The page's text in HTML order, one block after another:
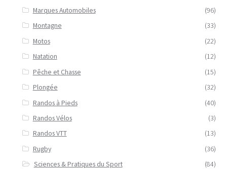
Marques Automobiles
(96)
Montagne
(33)
Motos
(22)
Natation
(12)
Pêche et Chasse
(15)
Plongée
(32)
Randos à Pieds
(40)
Randos Vélos
(3)
Randos VTT
(13)
Rugby
(36)
Sciences & Pratiques du Sport
(84)